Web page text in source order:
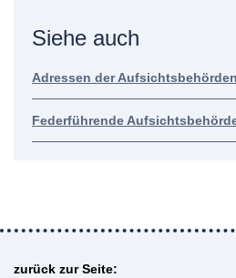
Siehe auch
Adressen der Aufsichtsbehörden
Federführende
zurück zur Seite: